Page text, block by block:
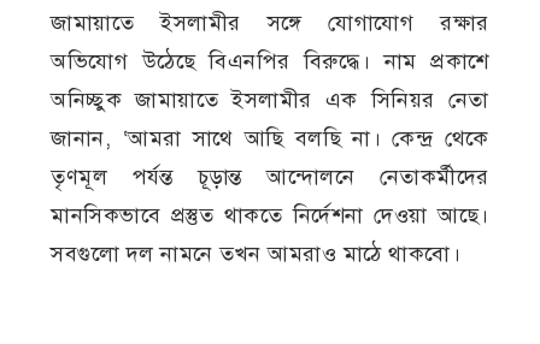
জামায়াতে ইসলামীর সঙ্গে যোগাযোগ রক্ষার
অভিযোগ উঠেছে বিএনপির বিরুদ্ধে। নাম প্রকাশে
অনিচ্ছুক জামায়াতে ইসলামীর এক সিনিয়র নেতা
জানান, ‘আমরা সাথে আছি বলছি না। কেন্দ্র থেকে
তৃণমূল পর্যন্ত চূড়ান্ত আন্দোলনে নেতাকর্মীদের
মানসিকভাবে প্রস্তুত থাকতে নির্দেশনা দেওয়া আছে।
সবগুলো দল নামনে তখন আমরাও মাঠে থাকবো।